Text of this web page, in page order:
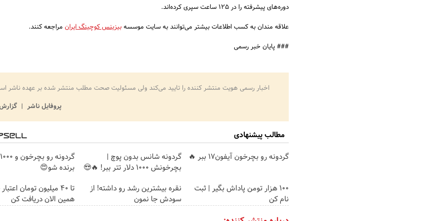
دوره‌های پیشرفته را در 125 ساعت سپری کرده‌اند.
علاقه مندان به کسب اطلاعات بیشتر می‌توانند به سایت موسسهبیزینس کوچینگ ایران مراجعه کنند.
### پایان خبر رسمی
اخبار رسمی هویت منتشر کننده را تایید می‌کند ولی مسئولیت صحت مطلب منتشر شده بر عهده ناشر
پروفایل ناشر
مطالب پیشنهادی
گردونه رو بچرخون آیفون17 ببر 🔥
گردونه شانس بدون پوچ |
بچرخونش 1000 دلار تتر ببر! 🔥😍
برنده شو😍
100 هزار تومن پاداش بگیر | ثبت
نام کن
نقره بیشترین رشد رو داشته! از
سودش جا نمون
تا 40 میلیون تومان
همین الان دریافت کن